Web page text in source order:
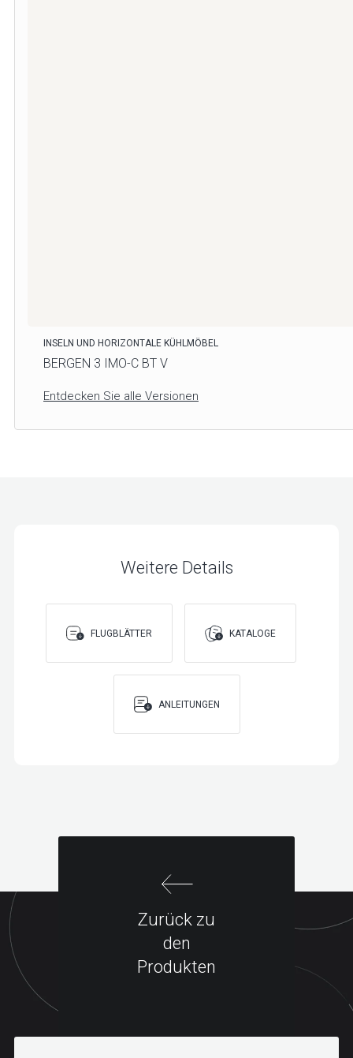
INSELN UND HORIZONTALE KÜHLMÖBEL
BERGEN 3 IMO-C BT V
Entdecken Sie alle Versionen
Weitere Details
FLUGBLÄTTER KATALOGE
ANLEITUNGEN
Zurück zu
den
Produkten